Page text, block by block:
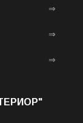
⇒
⇒
⇒